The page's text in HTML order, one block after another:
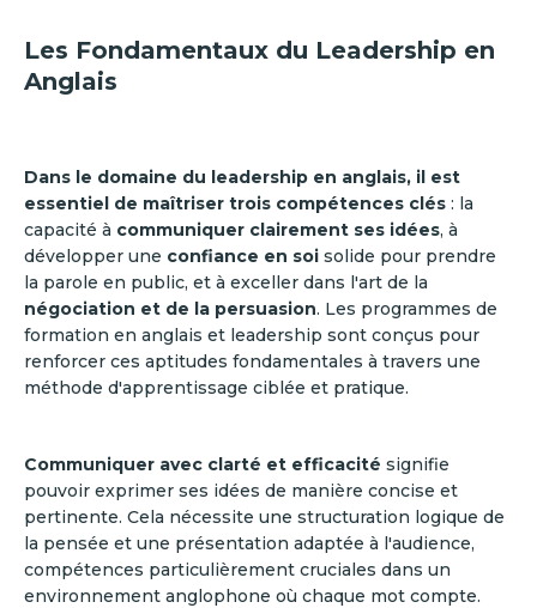
Les Fondamentaux du Leadership en
Anglais
Dans le domaine du leadership en anglais, il est
essentiel de maîtriser trois compétences clés : la
capacité à communiquer clairement ses idées, à
développer une confiance en soi solide pour prendre
la parole en public, et à exceller dans l'art de la
négociation et de la persuasion. Les programmes de
formation en anglais et leadership sont conçus pour
renforcer ces aptitudes fondamentales à travers une
méthode d'apprentissage ciblée et pratique.
Communiquer avec clarté et efficacité signifie
pouvoir exprimer ses idées de manière concise et
pertinente. Cela nécessite une structuration logique de
la pensée et une présentation adaptée à l'audience,
compétences particulièrement cruciales dans un
environnement anglophone où chaque mot compte.